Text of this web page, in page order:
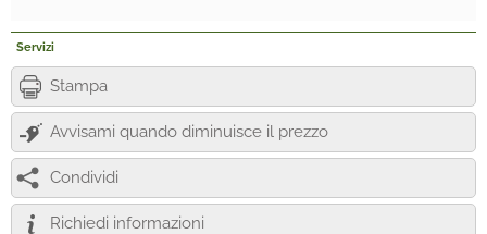
Servizi
Stampa
Avvisami quando diminuisce il prezzo
Condividi
Richiedi informazioni